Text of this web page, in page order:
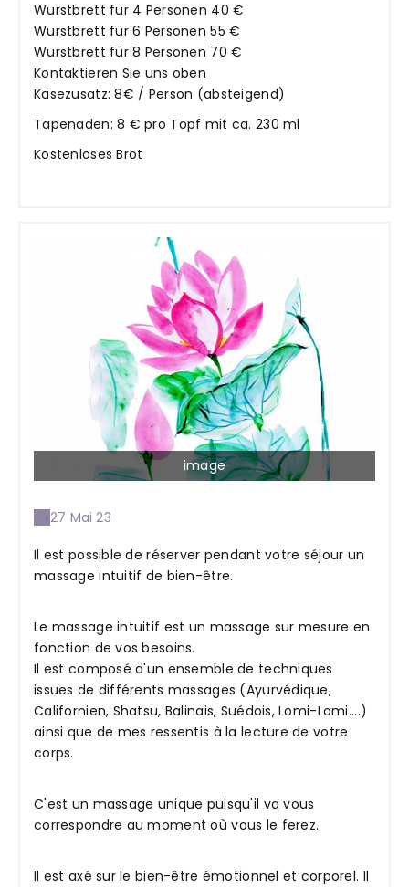
Wurstbrett für 4 Personen 40 €
Wurstbrett für 6 Personen 55 €
Wurstbrett für 8 Personen 70 €
Kontaktieren Sie uns oben
Käsezusatz: 8€ / Person (absteigend)
Tapenaden: 8 € pro Topf mit ca. 230 ml
Kostenloses Brot
image
27 Mai 23
Il est possible de réserver pendant votre séjour un
massage intuitif de bien-être.
Le massage intuitif est un massage sur mesure en
fonction de vos besoins.
Il est composé d'un ensemble de techniques
issues de différents massages (Ayurvédique,
Californien, Shatsu, Balinais, Suédois, Lomi-Lomi....)
ainsi que de mes ressentis à la lecture de votre
corps.
C'est un massage unique puisqu'il va vous
correspondre au moment où vous le ferez.
Il est axé sur le bien-être émotionnel et corporel. Il